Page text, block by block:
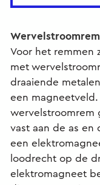
Wervelstroomrem
Voor het remmen
met
draaiende
een
wervelstroomrem
vast aan de as en
een
loodrecht op de
elektromagneet